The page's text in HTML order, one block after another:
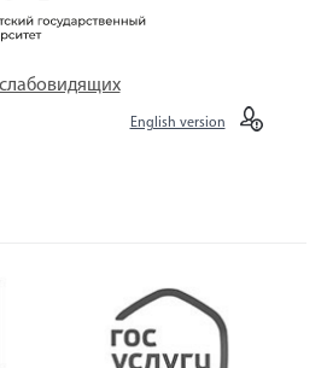
English version